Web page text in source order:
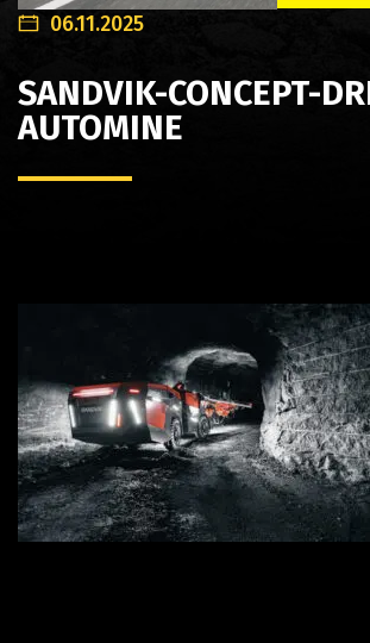
06.11.2025
SANDVIK-CONCEPT-
AUTOMINE